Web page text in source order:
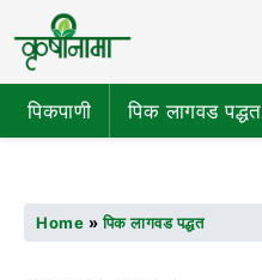
पिकपाणी पिक लागवड पद्धत
Home »पिक लागवड पद्धत